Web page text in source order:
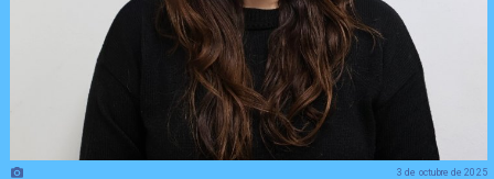
3 de octubre de 2025